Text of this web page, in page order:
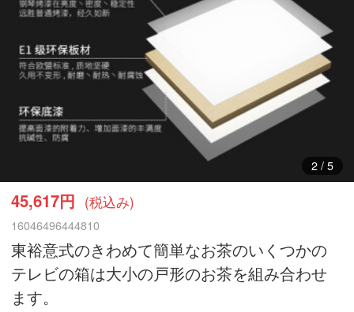
3/ 5
45,617円 (税込み)
16046496444810
東裕意式のきわめて簡単なお茶のいくつかの
テレビの箱は大小の戸形のお茶を組み合わせ
ます。